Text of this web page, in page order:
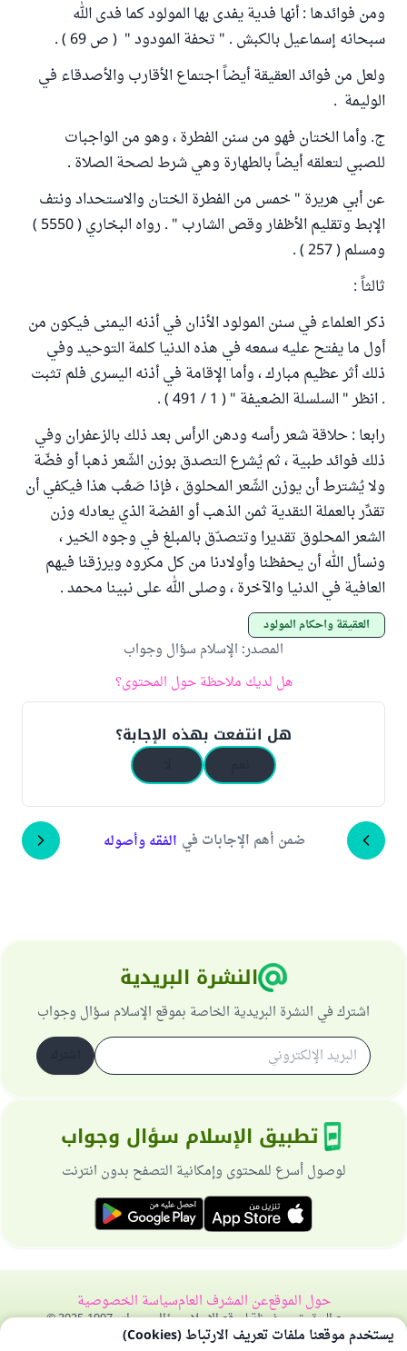
ومن فوائدها : أنها فدية يفدى بها المولود كما فدى الله
سبحانه إسماعيل بالكبش . " تحفة المودود " ( ص 69 ) .
ولعل من فوائد العقيقة أيضاً اجتماع الأقارب والأصدقاء في
الوليمة .
ج. وأما الختان فهو من سنن الفطرة ، وهو من الواجبات
للصبي لتعلقه أيضاً بالطهارة وهي شرط لصحة الصلاة .
عن أبي هريرة " خمس من الفطرة الختان والاستحداد ونتف
الإبط وتقليم الأظفار وقص الشارب " . رواه البخاري ( 5550 )
ومسلم ( 257 ) .
ثالثاً :
ذكر العلماء في سنن المولود الأذان في أذنه اليمنى فيكون من
أول ما يفتح عليه سمعه في هذه الدنيا كلمة التوحيد وفي
ذلك أثر عظيم مبارك ، وأما الإقامة في أذنه اليسرى فلم تثبت
. انظر " السلسلة الضعيفة " ( 1 / 491 ) .
رابعا : حلاقة شعر رأسه ودهن الرأس بعد ذلك بالزعفران وفي
ذلك فوائد طبية ، ثم يُشرع التصدق بوزن الشّعر ذهبا أو فضّة
ولا يُشترط أن يوزن الشّعر المحلوق ، فإذا صَعُب هذا فيكفي أن
تقدِّر بالعملة النقدية ثمن الذهب أو الفضة الذي يعادله وزن
الشعر المحلوق تقديرا وتتصدّق بالمبلغ في وجوه الخير ،
ونسأل الله أن يحفظنا وأولادنا من كل مكروه ويرزقنا فيهم
العافية في الدنيا والآخرة ، وصلى الله على نبينا محمد .
العقيقة وأحكام المولود
المصدر: الإسلام سؤال وجواب
هل لديك ملاحظة حول المحتوى؟
هل انتفعت بهذه الإجابة؟
ضمن أهم الإجابات في الفقه وأصوله
النشرة البريدية
اشترك في النشرة البريدية الخاصة بموقع الإسلام سؤال وجواب
تطبيق الإسلام سؤال وجواب
لوصول أسرع للمحتوى وإمكانية التصفح بدون انترنت
حول الموقععن المشرف العامسياسة الخصوصية
جميع الحقوق محفوظة لموقع الإسلام سؤال وجواب 1997-2025 ©
يستخدم موقعنا ملفات تعريف الارتباط (Cookies)